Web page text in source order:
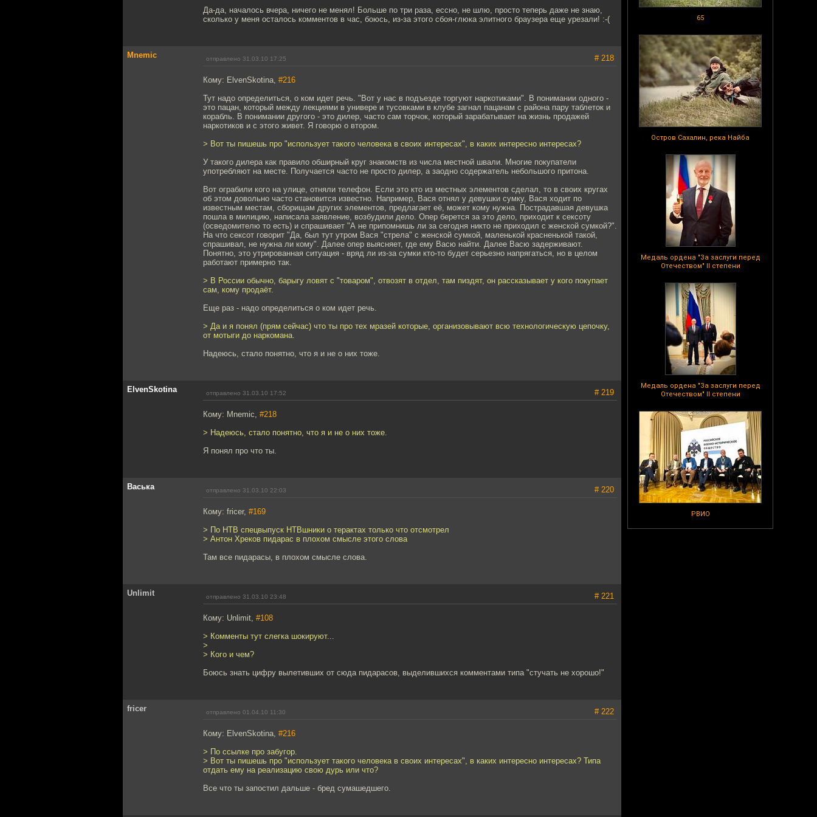
65
Остров Сахалин, река Найба
Медаль ордена "За заслуги перед
Отечеством" II степени
Медаль ордена "За заслуги перед
Отечеством" II степени
РВИО
Да-да, началось вчера, ничего не менял! Больше по три раза, ессно, не шлю, просто теперь даже не знаю,
сколько у меня осталось комментов в час, боюсь, из-за этого сбоя-глюка элитного браузера еще урезали! :-(
Mnemic отправлено 31.03.10 17:25 # 218
Кому: ElvenSkotina, #216
Тут надо определиться, о ком идет речь. "Вот у нас в подъезде торгуют наркотиками". В понимании одного -
это пацан, который между лекциями в универе и тусовками в клубе загнал пацанам с района пару таблеток и
корабль. В понимании другого - это дилер, часто сам торчок, который зарабатывает на жизнь продажей
наркотиков и с этого живет. Я говорю о втором.
> Вот ты пишешь про "использует такого человека в своих интересах", в каких интересно интересах?
У такого дилера как правило обширный круг знакомств из числа местной швали. Многие покупатели
употребляют на месте. Получается часто не просто дилер, а заодно содержатель небольшого притона.
Вот ограбили кого на улице, отняли телефон. Если это кто из местных элементов сделал, то в своих кругах
об этом довольно часто становится известно. Например, Вася отнял у девушки сумку, Вася ходит по
известным местам, сборищам других элементов, предлагает её, может кому нужна. Пострадавшая девушка
пошла в милицию, написала заявление, возбудили дело. Опер берется за это дело, приходит к сексоту
(осведомителю то есть) и спрашивает "А не припомнишь ли за сегодня никто не приходил с женской сумкой?".
На что сексот говорит "Да, был тут утром Вася "стрела" с женской сумкой, маленькой красненькой такой,
спрашивал, не нужна ли кому". Далее опер выясняет, где ему Васю найти. Далее Васю задерживают.
Понятно, это утрированная ситуация - вряд ли из-за сумки кто-то будет серьезно напрягаться, но в целом
работают примерно так.
> В России обычно, барыгу ловят с "товаром", отвозят в отдел, там пиздят, он рассказывает у кого покупает
сам, кому продаёт.
Еще раз - надо определиться о ком идет речь.
> Да и я понял (прям сейчас) что ты про тех мразей которые, организовывают всю технологическую цепочку,
от мотыги до наркомана.
Надеюсь, стало понятно, что я и не о них тоже.
ElvenSkotina отправлено 31.03.10 17:52 # 219
Кому: Mnemic, #218
> Надеюсь, стало понятно, что я и не о них тоже.
Я понял про что ты.
Васька отправлено 31.03.10 22:03 # 220
Кому: fricer, #169
> По НТВ спецвыпуск НТВшники о терактах только что отсмотрел
> Антон Хреков пидарас в плохом смысле этого слова
Там все пидарасы, в плохом смысле слова.
Unlimit отправлено 31.03.10 23:48 # 221
Кому: Unlimit, #108
> Комменты тут слегка шокируют...
>
> Кого и чем?
Боюсь знать цифру вылетивших от сюда пидарасов, выделившихся комментами типа "стучать не хорошо!"
fricer отправлено 01.04.10 11:30 # 222
Кому: ElvenSkotina, #216
> По ссылке про забугор.
> Вот ты пишешь про "использует такого человека в своих интересах", в каких интересно интересах? Типа
отдать ему на реализацию свою дурь или что?
Все что ты запостил дальше - бред сумашедшего.